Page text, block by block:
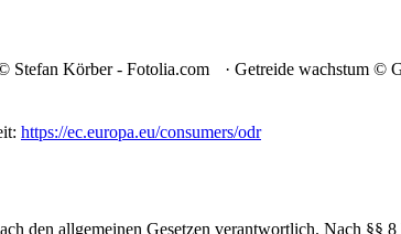
Stefan Körber - Fotolia.com · Getreide wachstum ©
https://ec.europa.eu/consumers/odr
den allgemeinen Gesetzen verantwortlich. Nach §§